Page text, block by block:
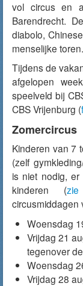
vol circus en
Barendrecht.
diabolo,
menselijke toren.
Tijdens de
afgelopen
speelveld bij
CBS Vrijenburg (
Zomercircus
Kinderen van 7
(zelf
is niet nodig,
kinderen (
circusmiddagen
Woensdag
Vrijdag 21
tegenover
Woensdag
Vrijdag 28